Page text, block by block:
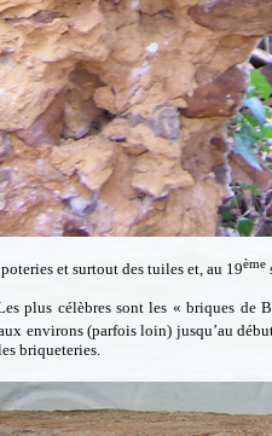
et surtout des tuiles et, au 19ème
plus célèbres sont les « briques
environs (parfois loin) jusqu’au
briqueteries.